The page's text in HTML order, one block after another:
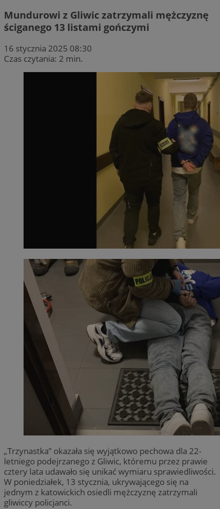
Mundurowi z Gliwic zatrzymali mężczyznę
ściganego 13 listami gończymi
16 stycznia 2025 08:30
Czas czytania: 2 min.
„Trzynastka” okazała się wyjątkowo pechowa dla 22-
letniego podejrzanego z Gliwic, któremu przez prawie
cztery lata udawało się unikać wymiaru sprawiedliwości.
W poniedziałek, 13 stycznia, ukrywającego się na
jednym z katowickich osiedli mężczyznę zatrzymali
gliwiccy policjanci.